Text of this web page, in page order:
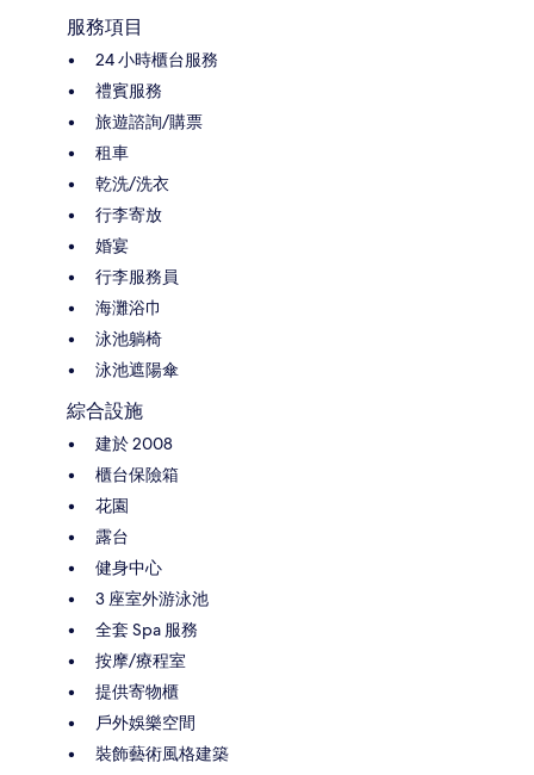
服務項目
24 小時櫃台服務
禮賓服務
旅遊諮詢/購票
租車
乾洗/洗衣
行李寄放
婚宴
行李服務員
海灘浴巾
泳池躺椅
泳池遮陽傘
綜合設施
建於 2008
櫃台保險箱
花園
露台
健身中心
3 座室外游泳池
全套 Spa 服務
按摩/療程室
提供寄物櫃
戶外娛樂空間
裝飾藝術風格建築